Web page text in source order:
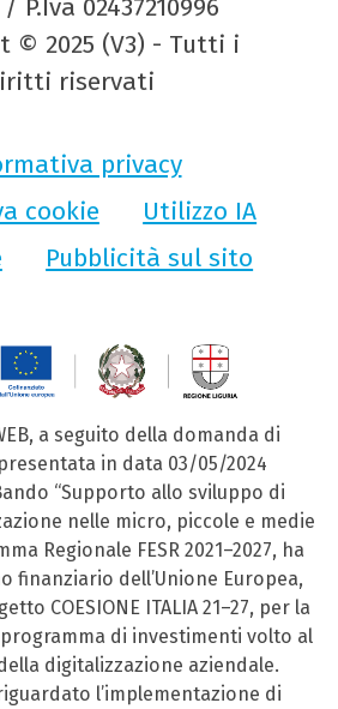
P.Iva 02437210996
© 2025 (V3) - Tutti i
riservati
privacy
cookie
Utilizzo IA
Pubblicità sul sito
a seguito della domanda di
in data 03/05/2024
“Supporto allo sviluppo di
nelle micro, piccole e medie
Regionale FESR 2021–2027, ha
finanziario dell’Unione Europea,
COESIONE ITALIA 21–27, per la
di investimenti volto al
digitalizzazione aziendale.
l’implementazione di